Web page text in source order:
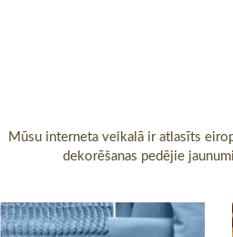
Mūsu interneta veikalā ir atlasīts
dekorēšanas pedējie